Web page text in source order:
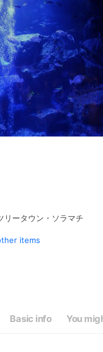
リータウン・ソラマチ
items
Basic info You